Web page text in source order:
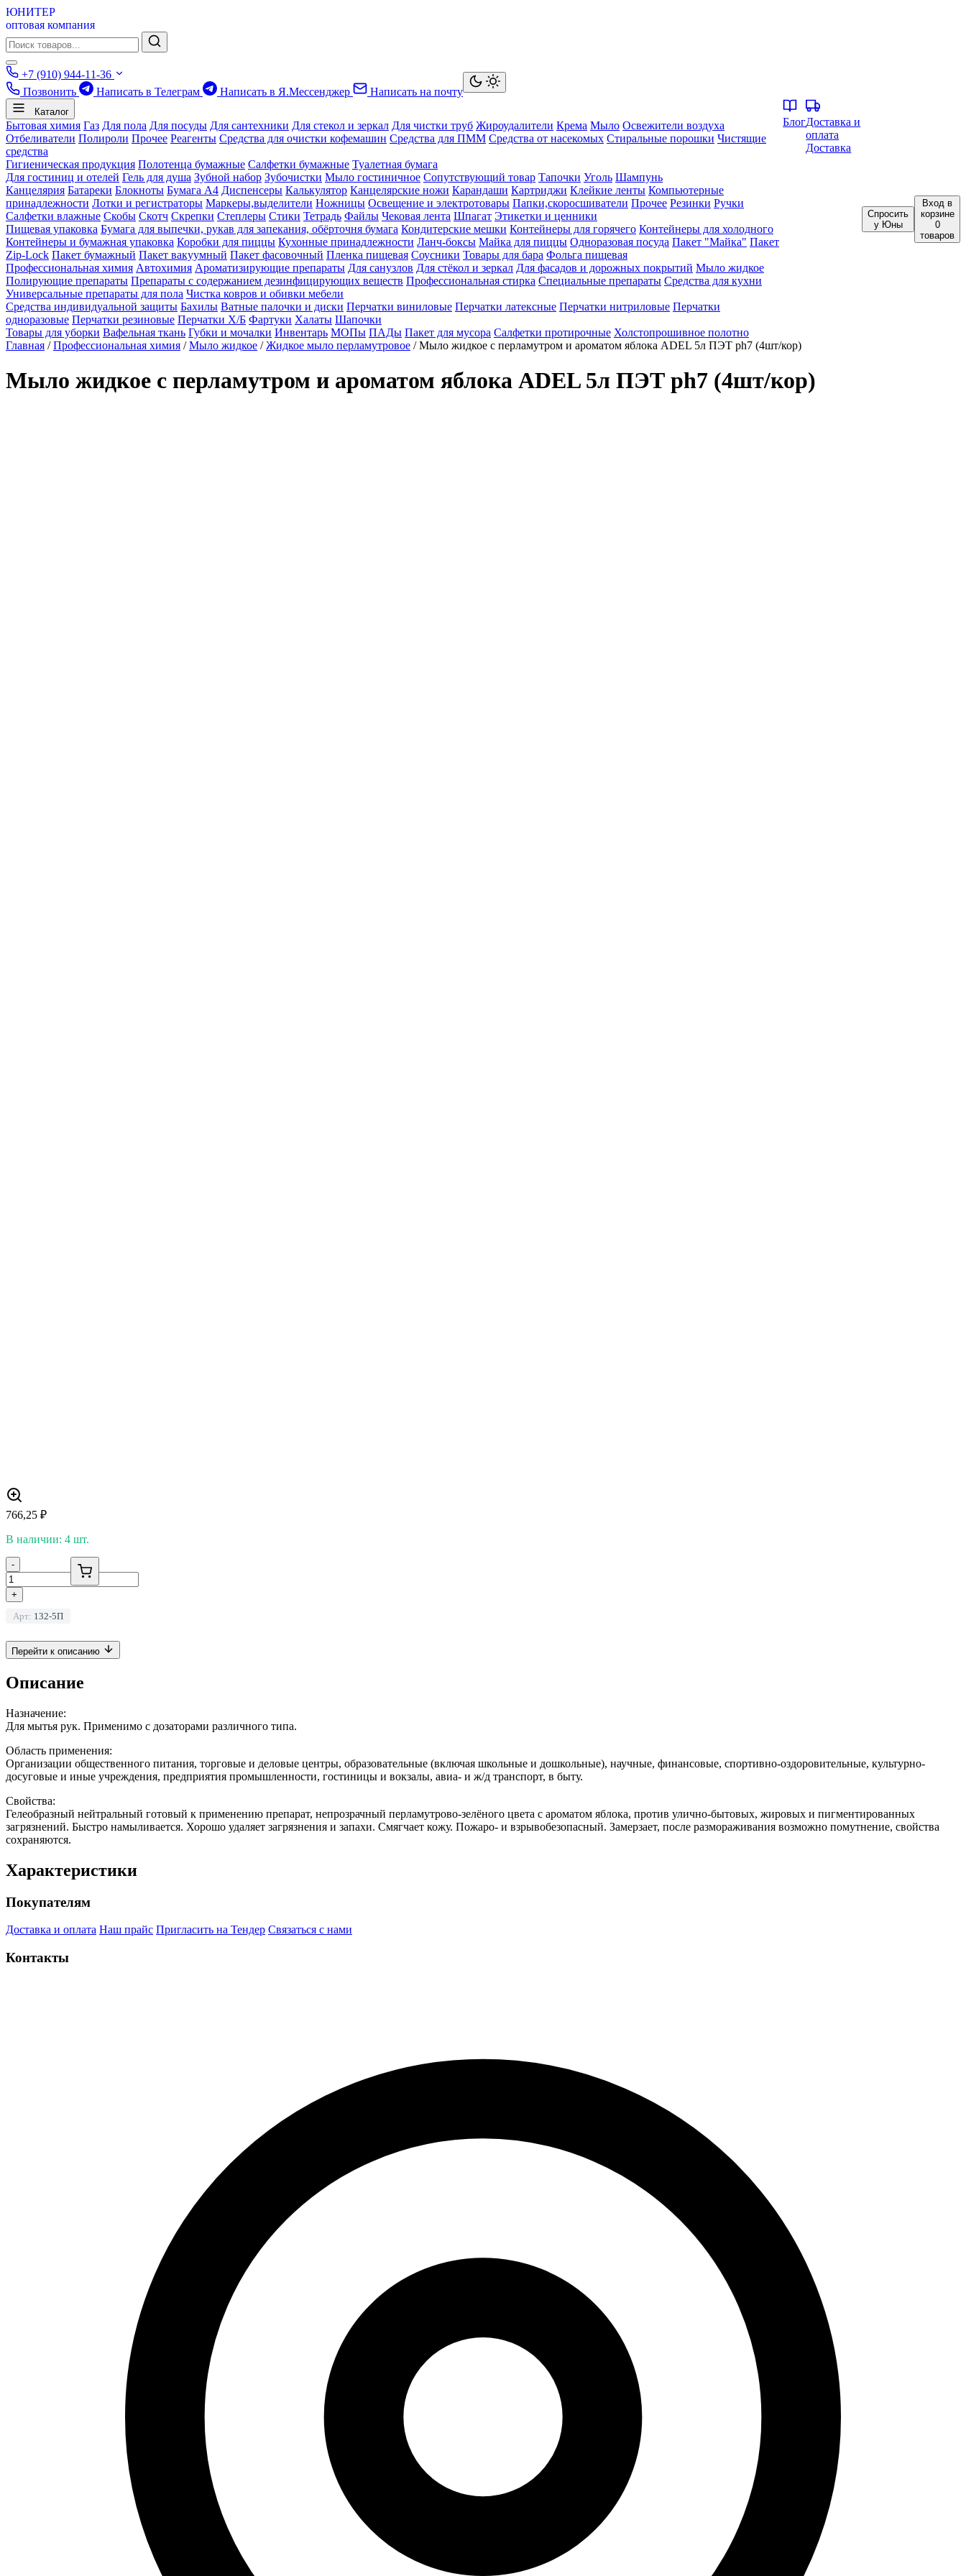
ЮНИТЕР
оптовая компания
+7 (910) 944-11-36
Позвонить
Написать в Телеграм Написать в Я.Мессенджер Написать на почту
Каталог
Бытовая химия Газ Для пола Для посуды Для сантехники Для стекол и зеркал Для чистки труб Жироудалители Крема Мыло Освежители воздуха
Отбеливатели Полироли Прочее Реагенты Средства для очистки кофемашин Средства для ПММ Средства от насекомых Стиральные порошки Чистящие
средства
Гигиеническая продукция Полотенца бумажные Салфетки бумажные Туалетная бумага
Для гостиниц и отелей Гель для душа Зубной набор Зубочистки Мыло гостиничное Сопутствующий товар Тапочки Уголь Шампунь
Канцелярия Батареки Блокноты Бумага А4 Диспенсеры Калькулятор Канцелярские ножи Карандаши Картриджи Клейкие ленты Компьютерные
принадлежности Лотки и регистраторы Маркеры,выделители Ножницы Освещение и электротовары Папки,скоросшиватели Прочее Резинки Ручки
Салфетки влажные Скобы Скотч Скрепки Степлеры Стики Тетрадь Файлы Чековая лента Шпагат Этикетки и ценники
Пищевая упаковка Бумага для выпечки, рукав для запекания, обёрточня бумага Кондитерские мешки Контейнеры для горячего Контейнеры для холодного
Контейнеры и бумажная упаковка Коробки для пиццы Кухонные принадлежности Ланч-боксы Майка для пиццы Одноразовая посуда Пакет "Майка" Пакет
Zip-Lock Пакет бумажный Пакет вакуумный Пакет фасовочный Пленка пищевая Соусники Товары для бара Фольга пищевая
Профессиональная химия Автохимия Ароматизирующие препараты Для санузлов Для стёкол и зеркал Для фасадов и дорожных покрытий Мыло жидкое
Полирующие препараты Препараты с содержанием дезинфицирующих веществ Профессиональная стирка Специальные препараты Средства для кухни
Универсальные препараты для пола Чистка ковров и обивки мебели
Средства индивидуальной защиты Бахилы Ватные палочки и диски Перчатки виниловые Перчатки латексные Перчатки нитриловые Перчатки
одноразовые Перчатки резиновые Перчатки Х/Б Фартуки Халаты Шапочки
Товары для уборки Вафельная ткань Губки и мочалки Инвентарь МОПы ПАДы Пакет для мусора Салфетки протирочные Холстопрошивное полотно
БлогДоставка и
оплата
Доставка
Спросить
у Юны
Вход в
корзине
0
товаров
Главная /Профессиональная химия /Мыло жидкое /Жидкое мыло перламутровое / Мыло жидкое с перламутром и ароматом яблока ADEL 5л ПЭТ ph7 (4шт/кор)
Мыло жидкое с перламутром и ароматом яблока ADEL 5л ПЭТ ph7 (4шт/кор)
766,25 ₽
В наличии: 4 шт.
-
+
Арт: 132-5П
Перейти к описанию
Описание
Назначение:
Для мытья рук. Применимо с дозаторами различного типа.
Область применения:
Организации общественного питания, торговые и деловые центры, образовательные (включая школьные и дошкольные), научные, финансовые, спортивно-оздоровительные, культурно-
досуговые и иные учреждения, предприятия промышленности, гостиницы и вокзалы, авиа- и ж/д транспорт, в быту.
Свойства:
Гелеобразный нейтральный готовый к применению препарат, непрозрачный перламутрово-зелёного цвета с ароматом яблока, против улично-бытовых, жировых и пигментированных
загрязнений. Быстро намыливается. Хорошо удаляет загрязнения и запахи. Смягчает кожу. Пожаро- и взрывобезопасный. Замерзает, после размораживания возможно помутнение, свойства
сохраняются.
Характеристики
Покупателям
Доставка и оплата Наш прайс Пригласить на Тендер Связаться с нами
Контакты